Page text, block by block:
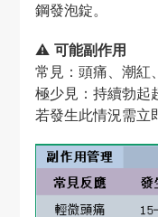
鋼發泡錠。
⚠️ 可能副作用
常見：頭痛、潮紅
極少見：持續勃起
若發生此情況需立